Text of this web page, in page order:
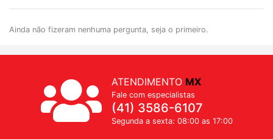
Ainda não fizeram nenhuma pergunta, seja o primeiro.
ATENDIMENTO MX
Fale com especialistas
(41) 3586-6107
Segunda a sexta: 08:00 as 17:00